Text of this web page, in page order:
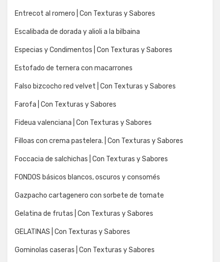
Entrecot al romero | Con Texturas y Sabores
Escalibada de dorada y alioli a la bilbaina
Especias y Condimentos | Con Texturas y Sabores
Estofado de ternera con macarrones
Falso bizcocho red velvet | Con Texturas y Sabores
Farofa | Con Texturas y Sabores
Fideua valenciana | Con Texturas y Sabores
Filloas con crema pastelera. | Con Texturas y Sabores
Foccacia de salchichas | Con Texturas y Sabores
FONDOS básicos blancos, oscuros y consomés
Gazpacho cartagenero con sorbete de tomate
Gelatina de frutas | Con Texturas y Sabores
GELATINAS | Con Texturas y Sabores
Gominolas caseras | Con Texturas y Sabores